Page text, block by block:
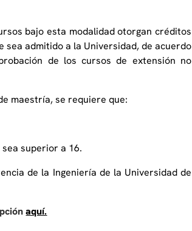
bajo esta modalidad otorgan créditos
admitido a la Universidad, de acuerdo
de los cursos de extensión no
maestría, se requiere que:
superior a 16.
de la Ingeniería de la Universidad de
aquí.